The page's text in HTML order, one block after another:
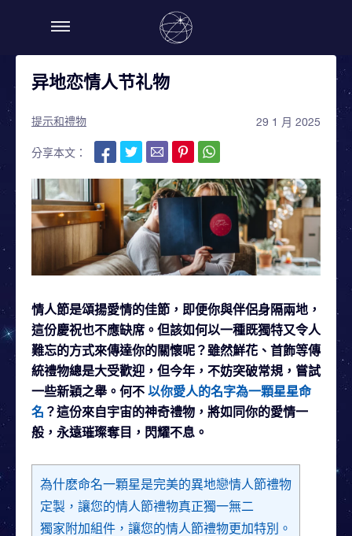
异地恋情人节礼物
提示和禮物 29 1 月 2025
分享本文：
情人節是頌揚愛情的佳節，即便你與伴侶身隔兩地，
這份慶祝也不應缺席。但該如何以一種既獨特又令人
難忘的方式來傳達你的關懷呢？雖然鮮花、首飾等傳
統禮物總是大受歡迎，但今年，不妨突破常規，嘗試
一些新穎之舉。何不 以你愛人的名字為一顆星星命
名 ？這份來自宇宙的神奇禮物，將如同你的愛情一
般，永遠璀璨奪目，閃耀不息。
為什麽命名一顆星是完美的異地戀情人節禮物
定製，讓您的情人節禮物真正獨一無二
獨家附加組件，讓您的情人節禮物更加特別。